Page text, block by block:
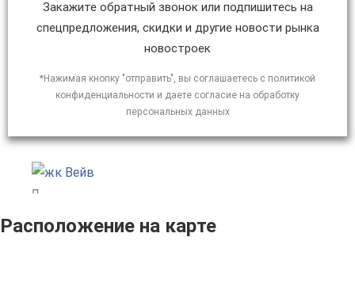
Закажите обратный звонок или подпишитесь на
спецпредложения, скидки и другие новости рынка
новостроек
*Нажимая кнопку "отправить", вы соглашаетесь с политикой
конфиденциальности и даете согласие на обработку
персональных данных
Расположение на карте